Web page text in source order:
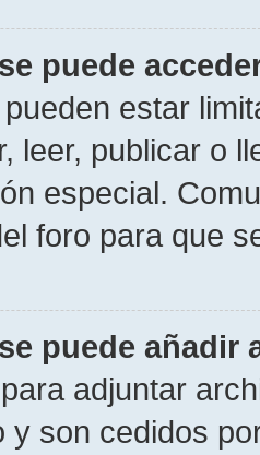
puede
estar
leer, publicar o
especial.
foro para que
puede añadir
adjuntar
y son cedidos